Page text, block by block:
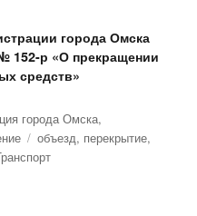
города Омска
152-р «О прекращении
средств»
города Омска,
Метки
объезд, перекрытие,